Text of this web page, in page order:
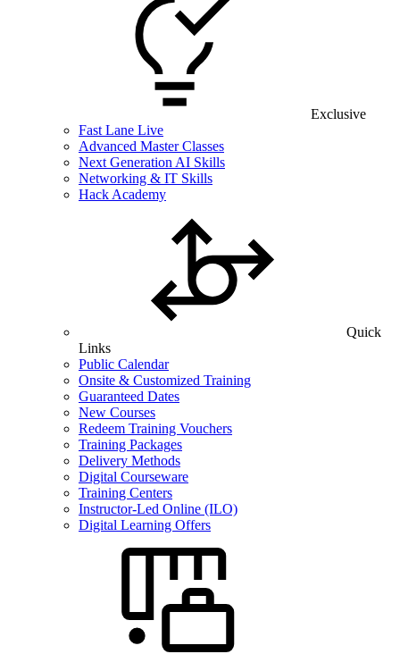
Exclusive
Fast Lane Live
Advanced Master Classes
Next Generation AI Skills
Networking & IT Skills
Hack Academy
Quick
Links
Public Calendar
Onsite & Customized Training
Guaranteed Dates
New Courses
Redeem Training Vouchers
Training Packages
Delivery Methods
Digital Courseware
Training Centers
Instructor-Led Online (ILO)
Digital Learning Offers